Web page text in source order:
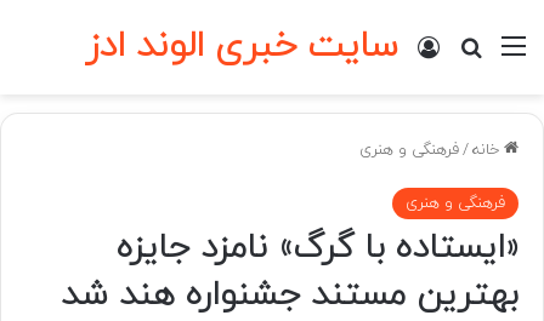
سایت خبری الوند ادز منو جستجو برای
ورود
خانه/فرهنگی و هنری
فرهنگی و هنری
«ایستاده با گرگ» نامزد جایزه
بهترین مستند جشنواره هند شد